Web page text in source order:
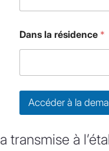
Dans la résidence *
Accéder à la
transmise à